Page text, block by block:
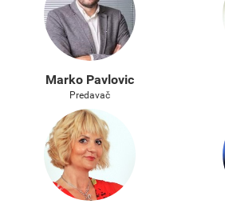
Marko Pavlovic
Predavač